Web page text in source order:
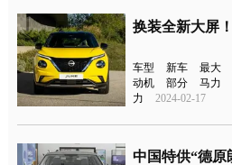
车型 新车 最大
动机
部分 马力
力
2024-02-17